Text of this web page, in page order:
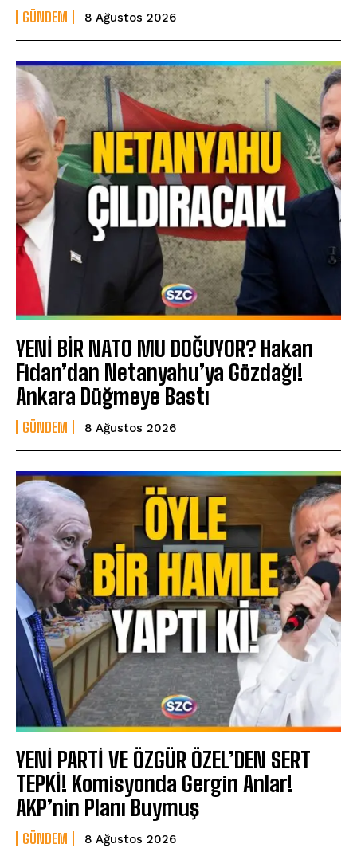
GÜNDEM 8 Ağustos 2026
YENİ BİR NATO MU DOĞUYOR? Hakan
Fidan’dan Netanyahu’ya Gözdağı!
Ankara Düğmeye Bastı
GÜNDEM 8 Ağustos 2026
YENİ PARTİ VE ÖZGÜR ÖZEL’DEN SERT
TEPKİ! Komisyonda Gergin Anlar!
AKP’nin Planı Buymuş
GÜNDEM 8 Ağustos 2026